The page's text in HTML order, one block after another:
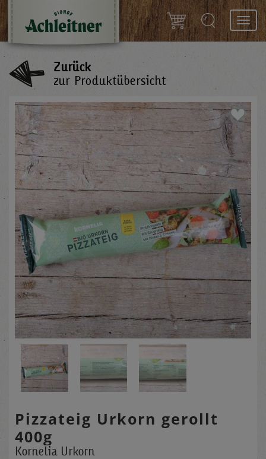
Zurück
zur Produktübersicht
Pizzateig Urkorn gerollt
400g
Kornelia Urkorn